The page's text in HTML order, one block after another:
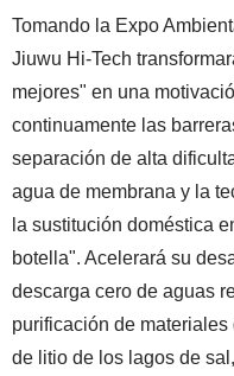
Tomando la Expo
Jiuwu Hi-Tech
mejores" en una
continuamente las
separación de alta
agua de membrana y la
la sustitución doméstica
botella". Acelerará su
descarga cero de aguas
purificación de
de litio de los lagos de